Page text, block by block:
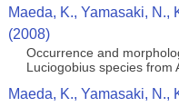
Maeda, K., Yamasaki, N.,
(2008)
Occurrence and
Luciogobius species from
Maeda, K., Yamasaki, N.,